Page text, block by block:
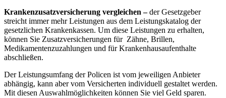
Krankenzusatzversicherung vergleichen –der Gesetzgeber
streicht immer mehr Leistungen aus dem Leistungskatalog der
gesetzlichen Krankenkassen. Um diese Leistungen zu erhalten,
können Sie Zusatzversicherungen für Zähne, Brillen,
Medikamentenzuzahlungen und für Krankenhausaufenthalte
abschließen.
Der Leistungsumfang der Policen ist vom jeweiligen Anbieter
abhängig, kann aber vom Versicherten individuell gestaltet werden.
Mit diesen Auswahlmöglichkeiten können Sie viel Geld sparen.